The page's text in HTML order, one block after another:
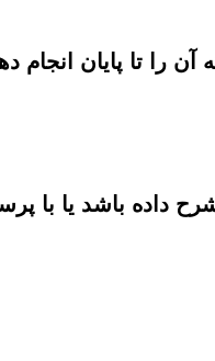
داده باشد يا با